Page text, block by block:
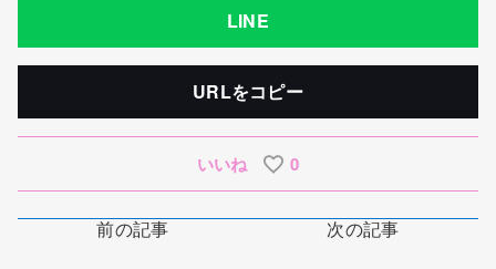
LINE
URLをコピー
いいね 0
前の記事 次の記事